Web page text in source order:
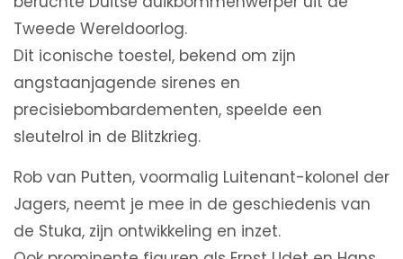
Tweede Wereldoorlog.
Dit iconische toestel, bekend om zijn
angstaanjagende sirenes en
precisiebombardementen, speelde een
sleutelrol in de Blitzkrieg.
Rob van Putten, voormalig Luitenant-kolonel der
Jagers, neemt je mee in de geschiedenis van
de Stuka, zijn ontwikkeling en inzet.